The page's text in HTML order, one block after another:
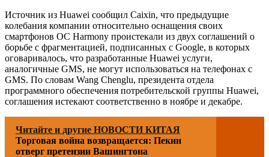
Источник из Huawei сообщил Caixin, что предыдущие
колебания компании относительно оснащения своих
смартфонов ОС Harmony проистекали из двух соглашений о
борьбе с фрагментацией, подписанных с Google, в которых
оговаривалось, что разработанные Huawei услуги,
аналогичные GMS, не могут использоваться на телефонах с
GMS. По словам Wang Chenglu, президента отдела
программного обеспечения потребительской группы Huawei,
соглашения истекают соответственно в ноябре и декабре.
Читайте и другие НОВОСТИ КИТАЯ
Торговая война возвращается: Пекин
отверг претензии Вашингтона